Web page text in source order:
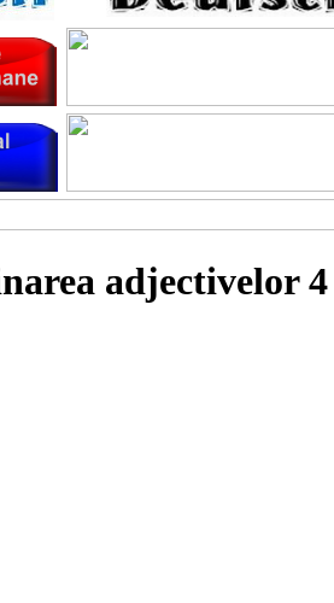
adjectivelor 4